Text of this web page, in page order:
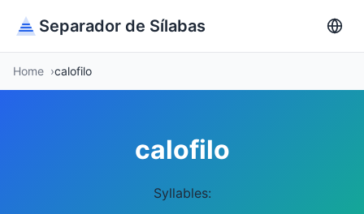
Separador de Sílabas
Home calofilo
calofilo
Syllables: